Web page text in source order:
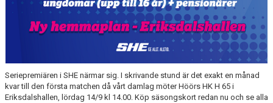
Seriepremiären i SHE närmar sig. I skrivande stund är det exakt en månad
kvar till den första matchen då vårt damlag möter Höörs HK H 65 i
Eriksdalshallen, lördag 14/9 kl 14.00. Köp säsongskort redan nu och se alla